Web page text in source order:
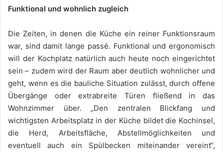
Funktional und wohnlich zugleich
Die Zeiten, in denen die Küche ein reiner Funktionsraum
war, sind damit lange passé. Funktional und ergonomisch
will der Kochplatz natürlich auch heute noch eingerichtet
sein – zudem wird der Raum aber deutlich wohnlicher und
geht, wenn es die bauliche Situation zulässt, durch offene
Übergänge oder extrabreite Türen fließend in das
Wohnzimmer über. „Den zentralen Blickfang und
wichtigsten Arbeitsplatz in der Küche bildet die Kochinsel,
die Herd, Arbeitsfläche, Abstellmöglichkeiten und
eventuell auch ein Spülbecken miteinander vereint“,